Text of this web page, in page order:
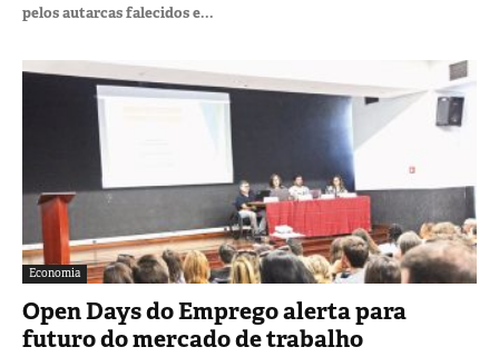
pelos autarcas falecidos e...
Economia
Open Days do Emprego alerta para
futuro do mercado de trabalho